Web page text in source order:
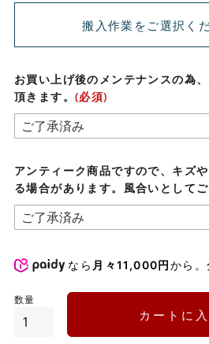
搬入作業をご選択く
お買い上げ後のメンテナンスの為
頂きます。 (必須)
アンティーク商品ですので、キズ
る場合があります。風合いとして
なら 月々11,000円から
カートに